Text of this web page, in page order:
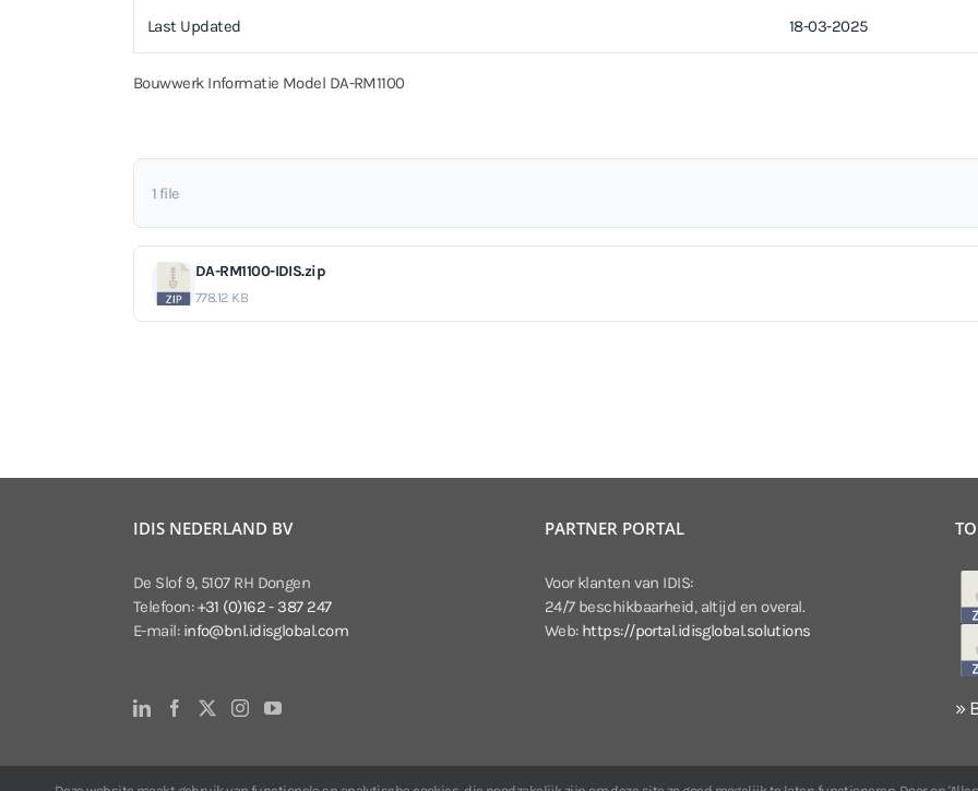
Last Updated 18-03-2025
Bouwwerk Informatie Model DA-RM1100
1 file
DA-RM1100-IDIS.zip
778.12 KB
IDIS NEDERLAND BV
De Slof 9, 5107 RH Dongen
Telefoon:+31 (0)162 - 387 247
E-mail: info@bnl.idisglobal.com
PARTNER PORTAL
Voor klanten van IDIS:
24/7 beschikbaarheid, altijd en overal.
Web: https://portal.idisglobal.solutions
»